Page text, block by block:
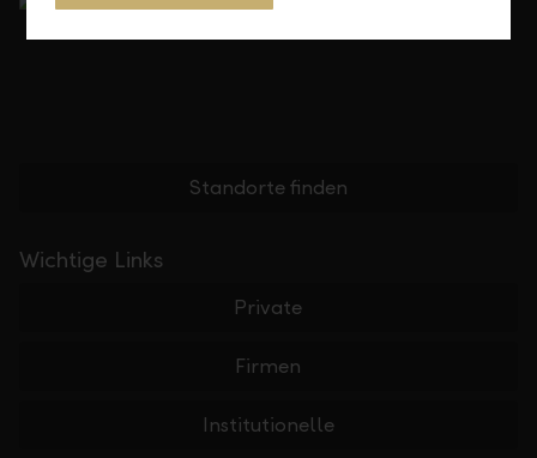
Standorte finden
Wichtige Links
Private
Firmen
Institutionelle